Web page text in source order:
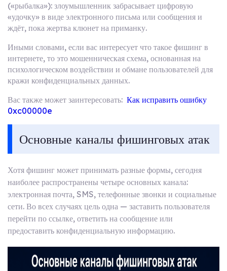
(«рыбалка»): злоумышленник забрасывает цифровую
«удочку» в виде электронного письма или сообщения и
ждёт, пока жертва клюнет на приманку.
Иными словами, если вас интересует что такое фишинг в
интернете, то это мошенническая схема, основанная на
психологическом воздействии и обмане пользователей для
кражи конфиденциальных данных.
Вас также может заинтересовать: Как исправить ошибку
0xc00000e
Основные каналы фишинговых атак
Хотя фишинг может принимать разные формы, сегодня
наиболее распространены четыре основных канала:
электронная почта, SMS, телефонные звонки и социальные
сети. Во всех случаях цель одна — заставить пользователя
перейти по ссылке, ответить на сообщение или
предоставить конфиденциальную информацию.